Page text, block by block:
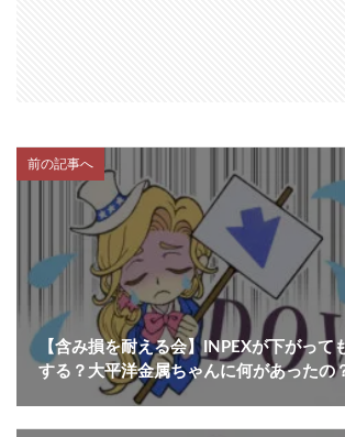
前の記事へ
【含み損を耐える会】INPEXが下がって
する？大平洋金属ちゃんに何があったの